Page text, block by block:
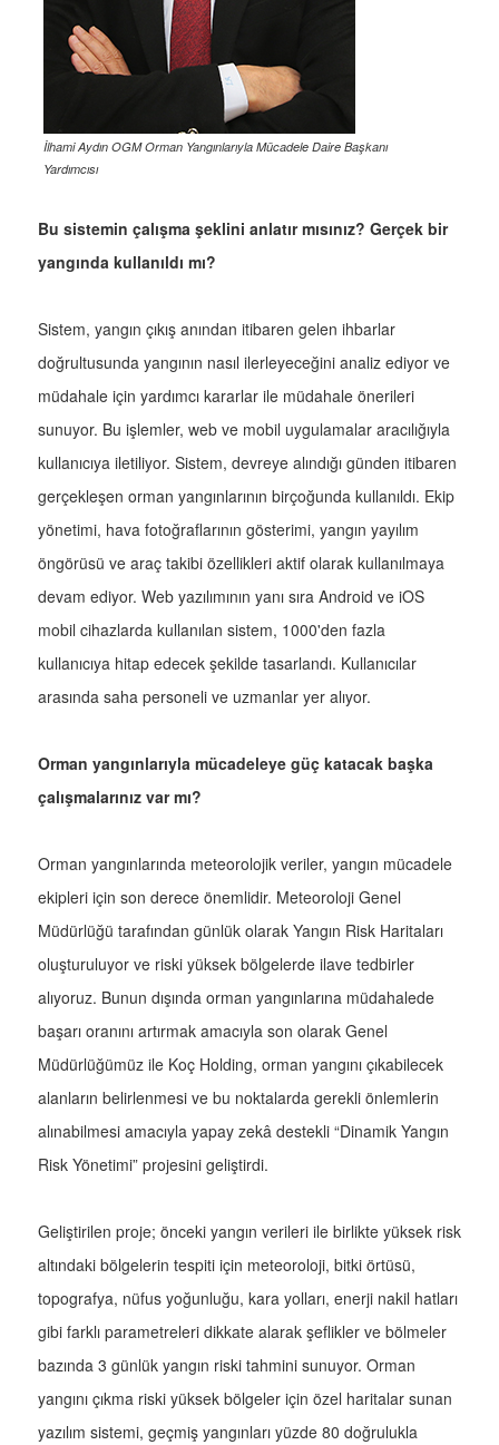
İlhami Aydın OGM Orman Yangınlarıyla Mücadele Daire Başkanı
Yardımcısı
Bu sistemin çalışma şeklini anlatır mısınız? Gerçek bir
yangında kullanıldı mı?
Sistem, yangın çıkış anından itibaren gelen ihbarlar
doğrultusunda yangının nasıl ilerleyeceğini analiz ediyor ve
müdahale için yardımcı kararlar ile müdahale önerileri
sunuyor. Bu işlemler, web ve mobil uygulamalar aracılığıyla
kullanıcıya iletiliyor. Sistem, devreye alındığı günden itibaren
gerçekleşen orman yangınlarının birçoğunda kullanıldı. Ekip
yönetimi, hava fotoğraflarının gösterimi, yangın yayılım
öngörüsü ve araç takibi özellikleri aktif olarak kullanılmaya
devam ediyor. Web yazılımının yanı sıra Android ve iOS
mobil cihazlarda kullanılan sistem, 1000'den fazla
kullanıcıya hitap edecek şekilde tasarlandı. Kullanıcılar
arasında saha personeli ve uzmanlar yer alıyor.
Orman yangınlarıyla mücadeleye güç katacak başka
çalışmalarınız var mı?
Orman yangınlarında meteorolojik veriler, yangın mücadele
ekipleri için son derece önemlidir. Meteoroloji Genel
Müdürlüğü tarafından günlük olarak Yangın Risk Haritaları
oluşturuluyor ve riski yüksek bölgelerde ilave tedbirler
alıyoruz. Bunun dışında orman yangınlarına müdahalede
başarı oranını artırmak amacıyla son olarak Genel
Müdürlüğümüz ile Koç Holding, orman yangını çıkabilecek
alanların belirlenmesi ve bu noktalarda gerekli önlemlerin
alınabilmesi amacıyla yapay zekâ destekli “Dinamik Yangın
Risk Yönetimi” projesini geliştirdi.
Geliştirilen proje; önceki yangın verileri ile birlikte yüksek risk
altındaki bölgelerin tespiti için meteoroloji, bitki örtüsü,
topografya, nüfus yoğunluğu, kara yolları, enerji nakil hatları
gibi farklı parametreleri dikkate alarak şeflikler ve bölmeler
bazında 3 günlük yangın riski tahmini sunuyor. Orman
yangını çıkma riski yüksek bölgeler için özel haritalar sunan
yazılım sistemi, geçmiş yangınları yüzde 80 doğrulukla